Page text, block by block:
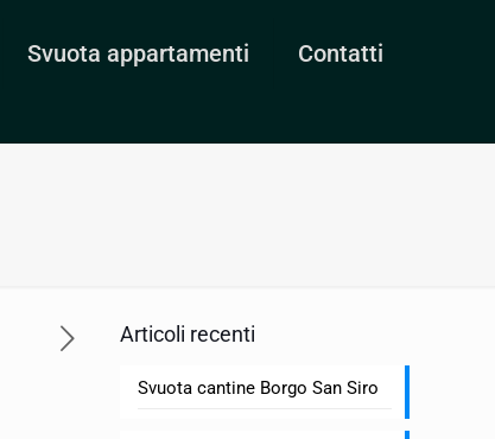
Svuota appartamenti Contatti
Articoli recenti
Svuota cantine Borgo San Siro